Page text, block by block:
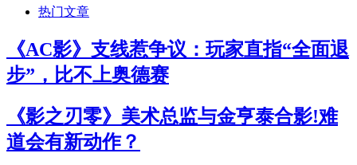
热门文章
《AC影》支线惹争议：玩家直指“全面退
步”，比不上奥德赛
《影之刃零》美术总监与金亨泰合影!难
道会有新动作？